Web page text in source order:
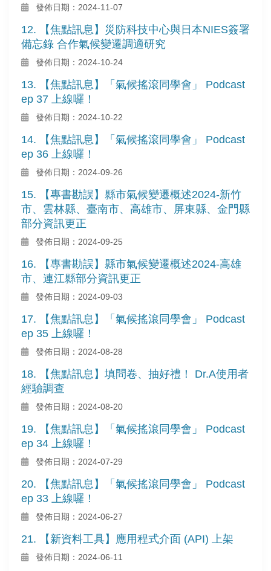
發佈日期：2024-11-07
12. 【焦點訊息】災防科技中心與日本NIES簽署
備忘錄 合作氣候變遷調適研究
發佈日期：2024-10-24
13. 【焦點訊息】「氣候搖滾同學會」 Podcast
ep 37 上線囉！
發佈日期：2024-10-22
14. 【焦點訊息】「氣候搖滾同學會」 Podcast
ep 36 上線囉！
發佈日期：2024-09-26
15. 【專書勘誤】縣市氣候變遷概述2024-新竹
市、雲林縣、臺南市、高雄市、屏東縣、金門縣
部分資訊更正
發佈日期：2024-09-25
16. 【專書勘誤】縣市氣候變遷概述2024-高雄
市、連江縣部分資訊更正
發佈日期：2024-09-03
17. 【焦點訊息】「氣候搖滾同學會」 Podcast
ep 35 上線囉！
發佈日期：2024-08-28
18. 【焦點訊息】填問卷、抽好禮！ Dr.A使用者
經驗調查
發佈日期：2024-08-20
19. 【焦點訊息】「氣候搖滾同學會」 Podcast
ep 34 上線囉！
發佈日期：2024-07-29
20. 【焦點訊息】「氣候搖滾同學會」 Podcast
ep 33 上線囉！
發佈日期：2024-06-27
21. 【新資料工具】應用程式介面 (API) 上架
發佈日期：2024-06-11